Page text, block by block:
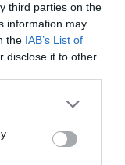
third parties on the
information may
the IAB’s List of
disclose it to other
or more Google
You may click to
party tags to
a Milenij
kínál
is; a Caffé
Lungomare-